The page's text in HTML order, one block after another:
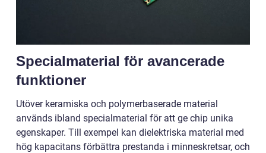
Specialmaterial för avancerade
funktioner
Utöver keramiska och polymerbaserade material
används ibland specialmaterial för att ge chip unika
egenskaper. Till exempel kan dielektriska material med
hög kapacitans förbättra prestanda i minneskretsar, och